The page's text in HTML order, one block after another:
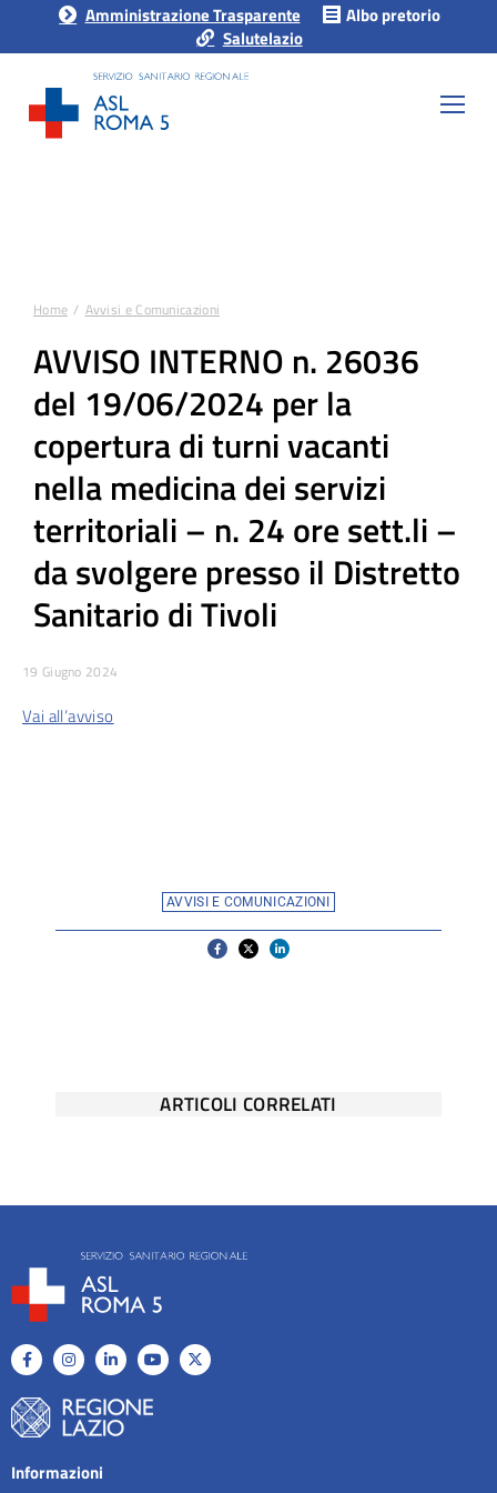
Amministrazione Trasparente
Albo pretorio
Salutelazio
Tu sei qui:
Home Avvisi e Comunicazioni
AVVISO INTERNO n. 26036
del 19/06/2024 per la
copertura di turni vacanti
nella medicina dei servizi
territoriali – n. 24 ore sett.li –
da svolgere presso il Distretto
Sanitario di Tivoli
19 Giugno 2024
Vai all’avviso
AVVISI E COMUNICAZIONI
ARTICOLI CORRELATI
Informazioni